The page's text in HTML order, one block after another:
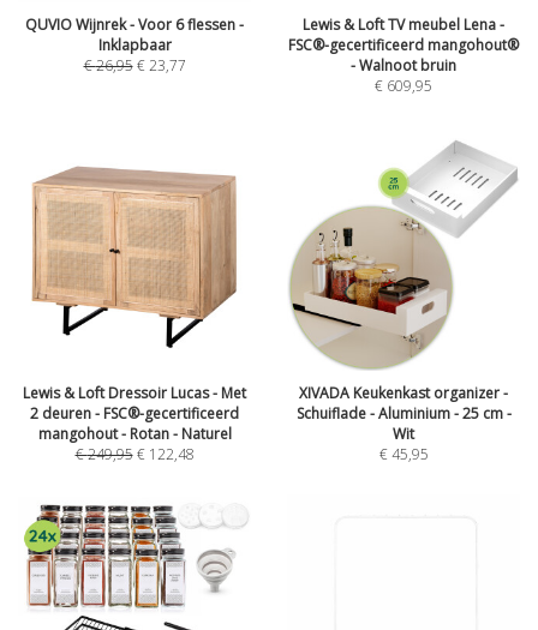
QUVIO Wijnrek - Voor 6 flessen -
Inklapbaar
€26,95 €23,77
Lewis & Loft TV meubel Lena -
FSC®-gecertificeerd mangohout®
- Walnoot bruin
€ 609,95
Lewis & Loft Dressoir Lucas - Met
2 deuren - FSC®-gecertificeerd
mangohout - Rotan - Naturel
€249,95 € 122,48
XIVADA Keukenkast organizer -
Schuiflade - Aluminium - 25 cm -
Wit
€45,95